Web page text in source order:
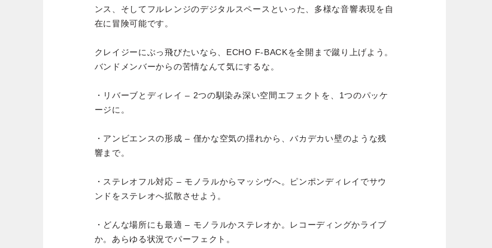
ンス、そしてフルレンジのデジタルスペースといった、多様な音響表現を自
在に冒険可能です。
クレイジーにぶっ飛びたいなら、ECHO F-BACKを全開まで蹴り上げよう。
バンドメンバーからの苦情なんて気にするな。
・リバーブとディレイ – 2つの馴染み深い空間エフェクトを、1つのパッケ
ージに。
・アンビエンスの形成 – 僅かな空気の揺れから、バカデカい壁のような残
響まで。
・ステレオフル対応 – モノラルからマッシヴへ。ピンポンディレイでサウ
ンドをステレオへ拡散させよう。
・どんな場所にも最適 – モノラルかステレオか。レコーディングかライブ
か。あらゆる状況でパーフェクト。